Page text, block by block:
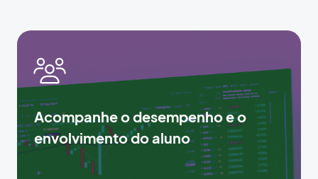
Acompanhe o desempenho e o
envolvimento do aluno